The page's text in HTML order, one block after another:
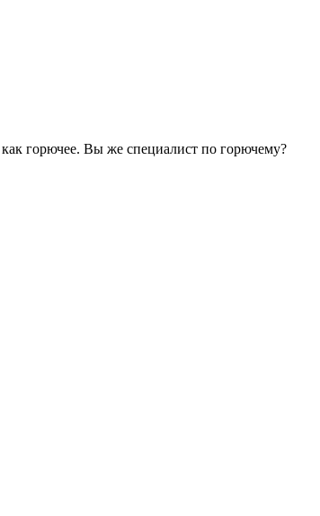
горючее. Вы же специалист по горючему?